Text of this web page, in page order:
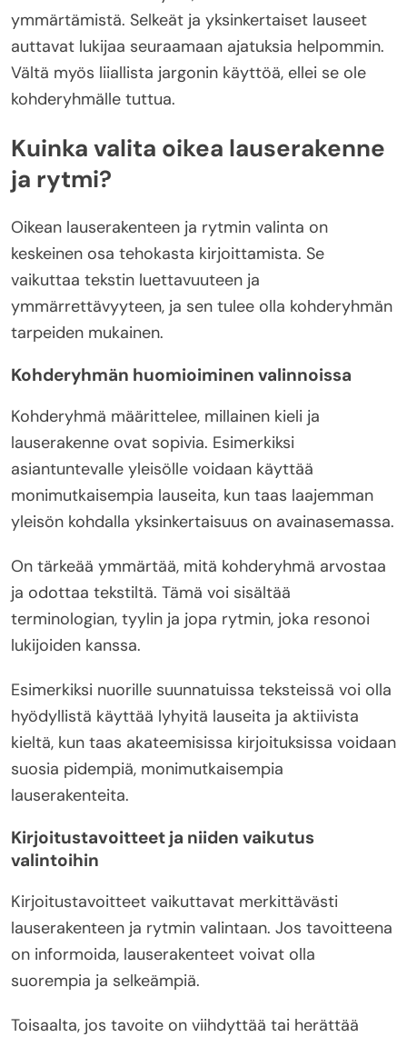
ymmärtämistä. Selkeät ja yksinkertaiset lauseet
auttavat lukijaa seuraamaan ajatuksia helpommin.
Vältä myös liiallista jargonin käyttöä, ellei se ole
kohderyhmälle tuttua.
Kuinka valita oikea lauserakenne
ja rytmi?
Oikean lauserakenteen ja rytmin valinta on
keskeinen osa tehokasta kirjoittamista. Se
vaikuttaa tekstin luettavuuteen ja
ymmärrettävyyteen, ja sen tulee olla kohderyhmän
tarpeiden mukainen.
Kohderyhmän huomioiminen valinnoissa
Kohderyhmä määrittelee, millainen kieli ja
lauserakenne ovat sopivia. Esimerkiksi
asiantuntevalle yleisölle voidaan käyttää
monimutkaisempia lauseita, kun taas laajemman
yleisön kohdalla yksinkertaisuus on avainasemassa.
On tärkeää ymmärtää, mitä kohderyhmä arvostaa
ja odottaa tekstiltä. Tämä voi sisältää
terminologian, tyylin ja jopa rytmin, joka resonoi
lukijoiden kanssa.
Esimerkiksi nuorille suunnatuissa teksteissä voi olla
hyödyllistä käyttää lyhyitä lauseita ja aktiivista
kieltä, kun taas akateemisissa kirjoituksissa voidaan
suosia pidempiä, monimutkaisempia
lauserakenteita.
Kirjoitustavoitteet ja niiden vaikutus
valintoihin
Kirjoitustavoitteet vaikuttavat merkittävästi
lauserakenteen ja rytmin valintaan. Jos tavoitteena
on informoida, lauserakenteet voivat olla
suorempia ja selkeämpiä.
Toisaalta, jos tavoite on viihdyttää tai herättää